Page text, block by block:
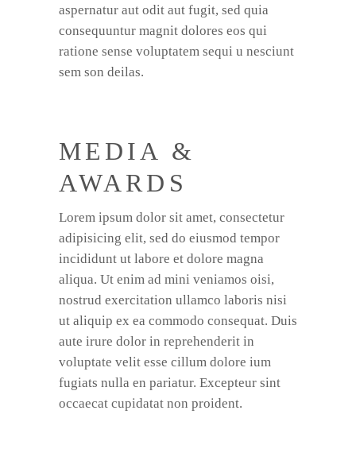
aspernatur aut odit aut fugit, sed quia
consequuntur magnit dolores eos qui
ratione sense voluptatem sequi u nesciunt
sem son deilas.
MEDIA &
AWARDS
Lorem ipsum dolor sit amet, consectetur
adipisicing elit, sed do eiusmod tempor
incididunt ut labore et dolore magna
aliqua. Ut enim ad mini veniamos oisi,
nostrud exercitation ullamco laboris nisi
ut aliquip ex ea commodo consequat. Duis
aute irure dolor in reprehenderit in
voluptate velit esse cillum dolore ium
fugiats nulla en pariatur. Excepteur sint
occaecat cupidatat non proident.